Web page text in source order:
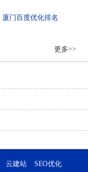
厦门百度优化排名
更多>>
云建站
SEO优化